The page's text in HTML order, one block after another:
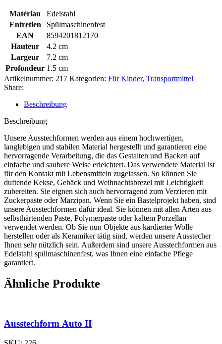
Matériau
Edelstahl
Entretien
Spülmaschinenfest
EAN
8594201812170
Hauteur
4.2 cm
Largeur
7.2 cm
Profondeur 1.5 cm
Artikelnummer: 217 Kategorien: Für Kinder, Transportmittel
Share:
Beschreibung
Beschreibung
Unsere Ausstechformen werden aus einem hochwertigen,
langlebigen und stabilen Material hergestellt und garantieren eine
hervorragende Verarbeitung, die das Gestalten und Backen auf
einfache und saubere Weise erleichtert. Das verwendete Material ist
für den Kontakt mit Lebensmitteln zugelassen. So können Sie
duftende Kekse, Gebäck und Weihnachtsbrezel mit Leichtigkeit
zubereiten. Sie eignen sich auch hervorragend zum Verzieren mit
Zuckerpaste oder Marzipan. Wenn Sie ein Bastelprojekt haben, sind
unsere Ausstechformen dafür ideal. Sie können mit allen Arten aus
selbsthärtenden Paste, Polymerpaste oder kaltem Porzellan
verwendet werden. Ob Sie nun Objekte aus kardierter Wolle
herstellen oder als Keramiker tätig sind, werden unsere Ausstecher
Ihnen sehr nützlich sein. Außerdem sind unsere Ausstechformen aus
Edelstahl spülmaschinenfest, was Ihnen eine einfache Pflege
garantiert.
Ähnliche Produkte
Ausstechform Auto II